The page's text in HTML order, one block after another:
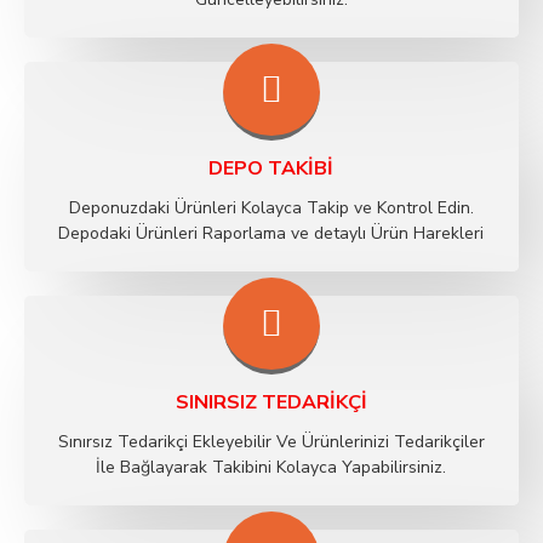
DEPO TAKIBI
Deponuzdaki Ürünleri Kolayca Takip ve Kontrol Edin.
Depodaki Ürünleri Raporlama ve detaylı Ürün Harekleri
SINIRSIZ TEDARIKÇI
Sınırsız Tedarikçi Ekleyebilir Ve Ürünlerinizi Tedarikçiler
İle Bağlayarak Takibini Kolayca Yapabilirsiniz.